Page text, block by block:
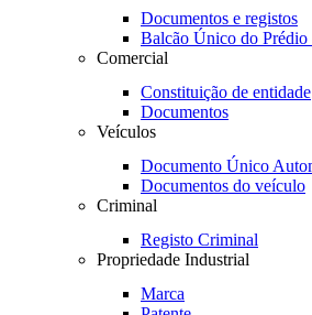
Documentos e registos
Balcão Único do
Comercial
Constituição de entidade
Documentos
Veículos
Documento Único
Documentos do veículo
Criminal
Registo Criminal
Propriedade Industrial
Marca